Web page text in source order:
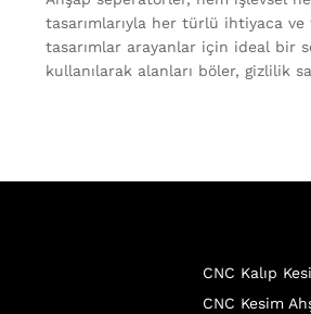
tasarımlarıyla her türlü ihtiyaca
tasarımlar arayanlar için ideal bir
kullanılarak alanları böler, gizlilik
CNC Kalıp
CNC Kesim